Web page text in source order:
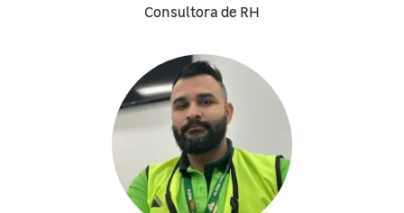
Consultora de RH